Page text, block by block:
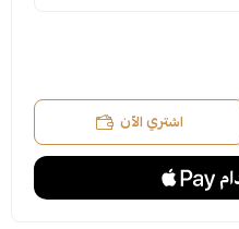
اشتري الآن